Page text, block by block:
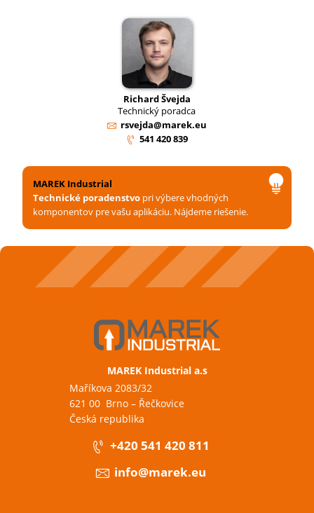
Richard Švejda
Technický poradca
rsvejda@marek.eu
541 420 839
MAREK Industrial
Technické poradenstvo pri výbere vhodných
komponentov pre vašu aplikáciu. Nájdeme riešenie.
MAREK Industrial a.s
Maříkova 2083/32
621 00 Brno – Řečkovice
Česká republika
+420 541 420 811
info@marek.eu